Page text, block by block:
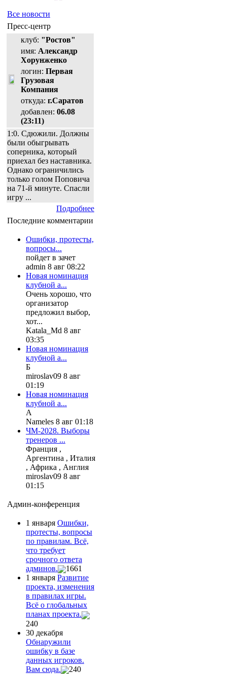
Все новости
Пресс-центр
клуб: "Ростов"
имя: Александр
Хорунженко
логин: Первая
Грузовая
Компания
откуда: г.Саратов
добавлен: 06.08
(23:11)
1:0. Сдюжили. Должны
были обыгрывать
соперника, который
приехал без наставника.
Однако ограничились
только голом Поповича
на 71-й минуте. Спасли
игру ...
Подробнее
Последние комментарии
Ошибки, протесты,
вопросы...
пойдет в зачет
admin 8 авг 08:22
Новая номинация
клубной а...
Очень хорошо, что
организатор
предложил выбор,
хот...
Katala_Md 8 авг
03:35
Новая номинация
клубной а...
Б
miroslav09 8 авг
01:19
Новая номинация
клубной а...
А
Nameles 8 авг 01:18
ЧМ-2028. Выборы
тренеров ...
Франция ,
Аргентина , Италия
, Африка , Англия
miroslav09 8 авг
01:15
Админ-конференция
1 января Ошибки,
протесты, вопросы
по правилам. Всё,
что требует
срочного ответа
админов.
1661
1 января Развитие
проекта, изменения
в правилах игры.
Всё о глобальных
планах проекта.
240
30 декабря
Обнаружили
ошибку в базе
данных игроков.
Вам сюда.
240